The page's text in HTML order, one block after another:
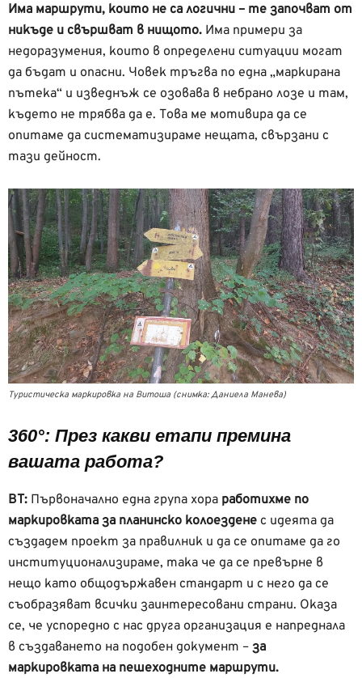
Има маршрути, които не са логични – те започват от
никъде и свършват в нищото. Има примери за
недоразумения, които в определени ситуации могат
да бъдат и опасни. Човек тръгва по една „маркирана
пътека“ и изведнъж се озовава в небрано лозе и там,
където не трябва да е. Това ме мотивира да се
опитаме да систематизираме нещата, свързани с
тази дейност.
Туристическа маркировка на Витоша (снимка: Даниела Манева)
360°: През какви етапи премина
вашата работа?
ВТ: Първоначално една група хора работихме по
маркировката за планинско колоездене с идеята да
създадем проект за правилник и да се опитаме да го
институционализираме, така че да се превърне в
нещо като общодържавен стандарт и с него да се
съобразяват всички заинтересовани страни. Оказа
се, че успоредно с нас друга организация е напреднала
в създаването на подобен документ – за
маркировката на пешеходните маршрути.